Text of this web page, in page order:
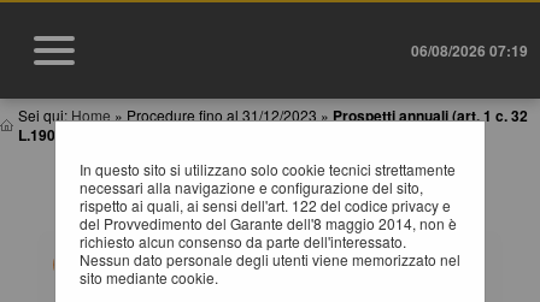
06/08/2026 07:19
Sei qui: Home » Procedure fino al 31/12/2023 » Prospetti annuali (art. 1 c. 32
L.190 de...
In questo sito si utilizzano solo cookie tecnici strettamente
necessari alla navigazione e configurazione del sito,
rispetto ai quali, ai sensi dell'art. 122 del codice privacy e
del Provvedimento del Garante dell'8 maggio 2014, non è
richiesto alcun consenso da parte dell'interessato.
Nessun dato personale degli utenti viene memorizzato nel
sito mediante cookie.
PROSPETTI ANNUALI (ART. 1 C. 32 L.190 DEL
6/11/2012)
Tabelle riassuntive degli affidamenti di lavori, servizi e
forniture (Adempimenti art.1 comma 32 Legge
190/2012). Selezionare l'anno per accedere alla